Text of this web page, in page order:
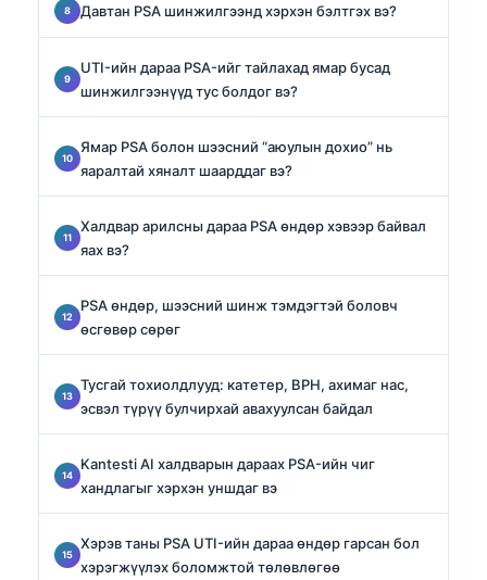
Давтан PSA шинжилгээнд хэрхэн бэлтгэх вэ?
UTI-ийн дараа PSA-ийг тайлахад ямар бусад
шинжилгээнүүд тус болдог вэ?
Ямар PSA болон шээсний “аюулын дохио” нь
яаралтай хяналт шаарддаг вэ?
Халдвар арилсны дараа PSA өндөр хэвээр байвал
яах вэ?
PSA өндөр, шээсний шинж тэмдэгтэй боловч
өсгөвөр сөрөг
Тусгай тохиолдлууд: катетер, BPH, ахимаг нас,
эсвэл түрүү булчирхай авахуулсан байдал
Kantesti AI халдварын дараах PSA-ийн чиг
хандлагыг хэрхэн уншдаг вэ
Хэрэв таны PSA UTI-ийн дараа өндөр гарсан бол
хэрэгжүүлэх боломжтой төлөвлөгөө